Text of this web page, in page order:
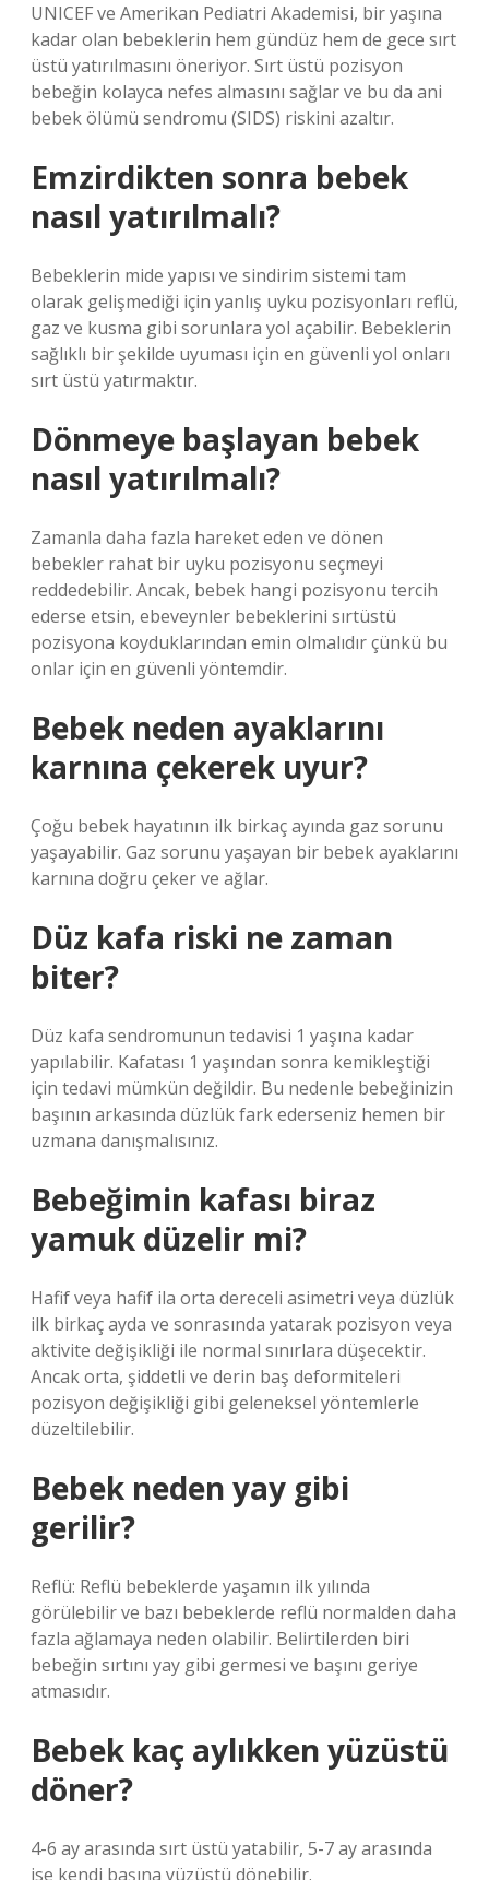
UNICEF ve Amerikan Pediatri Akademisi, bir yaşına
kadar olan bebeklerin hem gündüz hem de gece sırt
üstü yatırılmasını öneriyor. Sırt üstü pozisyon
bebeğin kolayca nefes almasını sağlar ve bu da ani
bebek ölümü sendromu (SIDS) riskini azaltır.
Emzirdikten sonra bebek
nasıl yatırılmalı?
Bebeklerin mide yapısı ve sindirim sistemi tam
olarak gelişmediği için yanlış uyku pozisyonları reflü,
gaz ve kusma gibi sorunlara yol açabilir. Bebeklerin
sağlıklı bir şekilde uyuması için en güvenli yol onları
sırt üstü yatırmaktır.
Dönmeye başlayan bebek
nasıl yatırılmalı?
Zamanla daha fazla hareket eden ve dönen
bebekler rahat bir uyku pozisyonu seçmeyi
reddedebilir. Ancak, bebek hangi pozisyonu tercih
ederse etsin, ebeveynler bebeklerini sırtüstü
pozisyona koyduklarından emin olmalıdır çünkü bu
onlar için en güvenli yöntemdir.
Bebek neden ayaklarını
karnına çekerek uyur?
Çoğu bebek hayatının ilk birkaç ayında gaz sorunu
yaşayabilir. Gaz sorunu yaşayan bir bebek ayaklarını
karnına doğru çeker ve ağlar.
Düz kafa riski ne zaman
biter?
Düz kafa sendromunun tedavisi 1 yaşına kadar
yapılabilir. Kafatası 1 yaşından sonra kemikleştiği
için tedavi mümkün değildir. Bu nedenle bebeğinizin
başının arkasında düzlük fark ederseniz hemen bir
uzmana danışmalısınız.
Bebeğimin kafası biraz
yamuk düzelir mi?
Hafif veya hafif ila orta dereceli asimetri veya düzlük
ilk birkaç ayda ve sonrasında yatarak pozisyon veya
aktivite değişikliği ile normal sınırlara düşecektir.
Ancak orta, şiddetli ve derin baş deformiteleri
pozisyon değişikliği gibi geleneksel yöntemlerle
düzeltilebilir.
Bebek neden yay gibi
gerilir?
Reflü: Reflü bebeklerde yaşamın ilk yılında
görülebilir ve bazı bebeklerde reflü normalden daha
fazla ağlamaya neden olabilir. Belirtilerden biri
bebeğin sırtını yay gibi germesi ve başını geriye
atmasıdır.
Bebek kaç aylıkken yüzüstü
döner?
4-6 ay arasında sırt üstü yatabilir, 5-7 ay arasında
ise kendi başına yüzüstü dönebilir.